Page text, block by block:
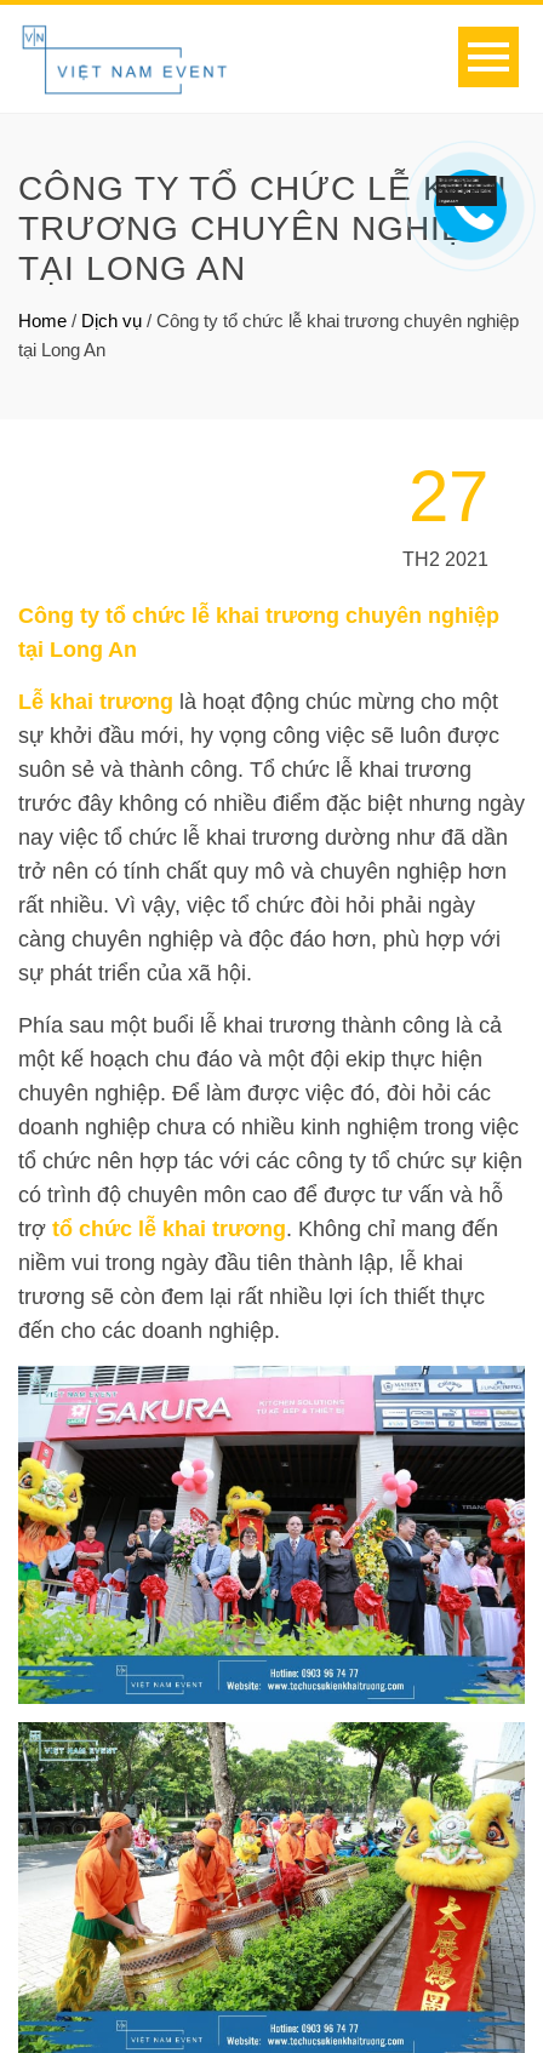
CÔNG TY TỔ CHỨC LỄ KHAI
TRƯƠNG CHUYÊN NGHIỆP
TẠI LONG AN
Home / Dịch vụ / Công ty tổ chức lễ khai trương chuyên nghiệp
tại Long An
27
TH2 2021
Công ty tổ chức lễ khai trương chuyên nghiệp
tại Long An
Lễ khai trương là hoạt động chúc mừng cho một
sự khởi đầu mới, hy vọng công việc sẽ luôn được
suôn sẻ và thành công. Tổ chức lễ khai trương
trước đây không có nhiều điểm đặc biệt nhưng ngày
nay việc tổ chức lễ khai trương dường như đã dần
trở nên có tính chất quy mô và chuyên nghiệp hơn
rất nhiều. Vì vậy, việc tổ chức đòi hỏi phải ngày
càng chuyên nghiệp và độc đáo hơn, phù hợp với
sự phát triển của xã hội.
Phía sau một buổi lễ khai trương thành công là cả
một kế hoạch chu đáo và một đội ekip thực hiện
chuyên nghiệp. Để làm được việc đó, đòi hỏi các
doanh nghiệp chưa có nhiều kinh nghiệm trong việc
tổ chức nên hợp tác với các công ty tổ chức sự kiện
có trình độ chuyên môn cao để được tư vấn và hỗ
trợ tổ chức lễ khai trương. Không chỉ mang đến
niềm vui trong ngày đầu tiên thành lập, lễ khai
trương sẽ còn đem lại rất nhiều lợi ích thiết thực
đến cho các doanh nghiệp.